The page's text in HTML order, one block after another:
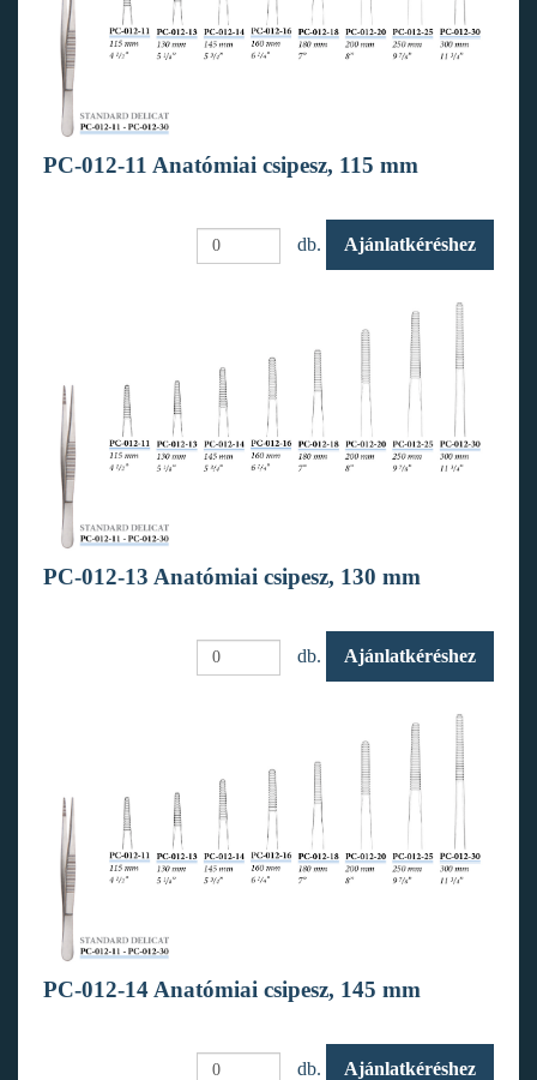
PC-012-11 Anatómiai csipesz, 115 mm
db. Ajánlatkéréshez
PC-012-13 Anatómiai csipesz, 130 mm
db. Ajánlatkéréshez
PC-012-14 Anatómiai csipesz, 145 mm
db. Ajánlatkéréshez